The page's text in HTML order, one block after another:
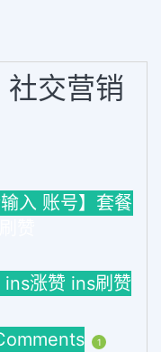
交营销
入 账号】套餐
涨赞 ins刷赞
1